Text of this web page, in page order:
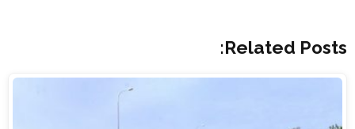
Related Posts: